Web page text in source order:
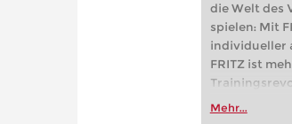
die Welt des
spielen: Mit
individueller
FRITZ ist
Mehr...